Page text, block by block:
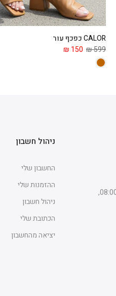
CALOR כפכף עור
599 ₪
150 ₪
ניהול חשבון
החשבון שלי
ההזמנות שלי
ניהול חשבון
הכתובת שלי
יציאה מהחשבון